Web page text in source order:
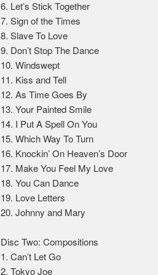
6. Let’s Stick Together
7. Sign of the Times
8. Slave To Love
9. Don’t Stop The Dance
10. Windswept
11. Kiss and Tell
12. As Time Goes By
13. Your Painted Smile
14. I Put A Spell On You
15. Which Way To Turn
16. Knockin’ On Heaven’s Door
17. Make You Feel My Love
18. You Can Dance
19. Love Letters
20. Johnny and Mary
Disc Two: Compositions
1. Can’t Let Go
2. Tokyo Joe